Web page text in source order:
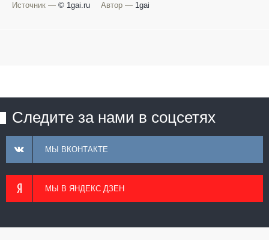
Источник — © 1gai.ru Автор — 1gai
Следите за нами в соцсетях
МЫ ВКОНТАКТЕ
МЫ В ЯНДЕКС ДЗЕН